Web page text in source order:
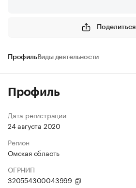
Поделиться
ПрофильВиды деятельности
Профиль
Дата регистрации
24 августа 2020
Регион
Омская область
ОГРНИП
320554300043999